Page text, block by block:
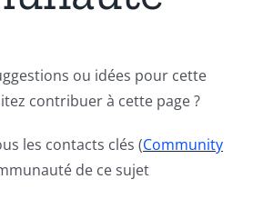
ou idées pour cette
contribuer à cette page ?
les contacts clés (Community
de ce sujet